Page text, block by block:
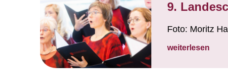
9.
Foto: Moritz
weiterlesen